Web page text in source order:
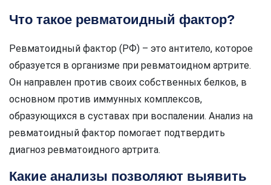
Что такое ревматоидный фактор?
Ревматоидный фактор (РФ) – это антитело, которое
образуется в организме при ревматоидном артрите.
Он направлен против своих собственных белков, в
основном против иммунных комплексов,
образующихся в суставах при воспалении. Анализ на
ревматоидный фактор помогает подтвердить
диагноз ревматоидного артрита.
Какие анализы позволяют выявить